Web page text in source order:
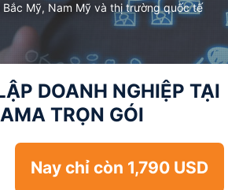
Mỹ, Nam Mỹ và thị trường quốc tế
DOANH NGHIỆP TẠI
TRỌN GÓI
Nay chỉ còn 1,790 USD